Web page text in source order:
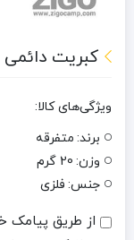
کبریت
ویژگی‌های کالا:
برند: متفرقه
وزن: 20 گرم
جنس: فلزی
از طریق پیامک